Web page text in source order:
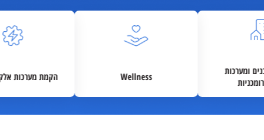
הקמת מערכות אלקטרומכניות